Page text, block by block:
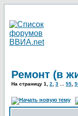
Ремонт (в
На страницу 1 2 3 55